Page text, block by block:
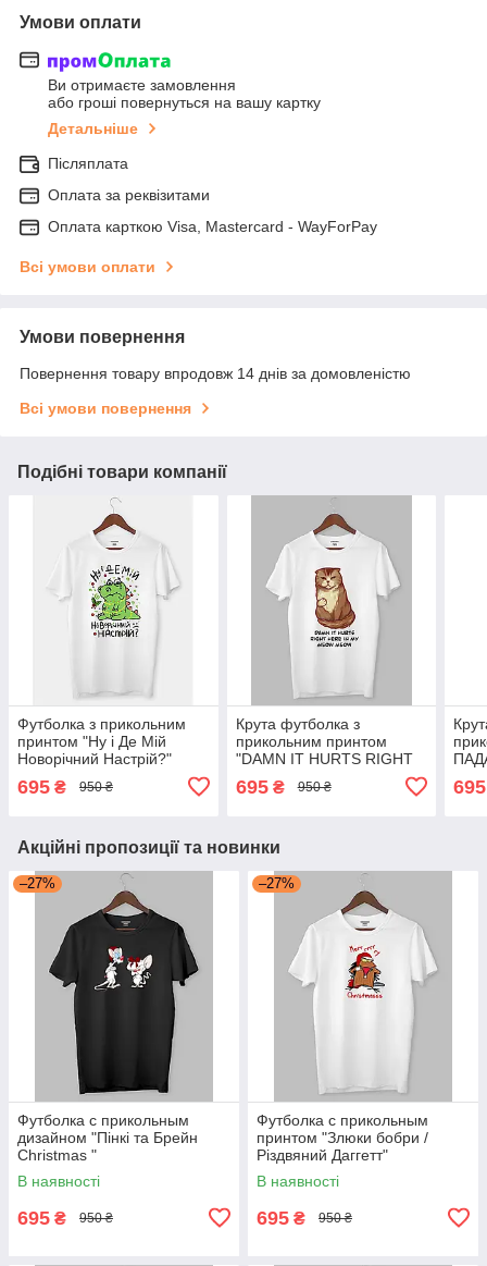
Умови оплати
Ви отримаєте замовлення
або гроші повернуться на вашу картку
Детальніше
Післяплата
Оплата за реквізитами
Оплата карткою Visa, Mastercard - WayForPay
Всі умови оплати
Умови повернення
Повернення товару впродовж 14 днів за домовленістю
Всі умови повернення
Подібні товари компанії
Футболка з прикольним
принтом "Ну і Де Мій
Новорічний Настрій?"
695 ₴ 950 ₴
Крута футболка з
прикольним принтом
"DAMN IT HURTS RIGHT
MEOW"
695₴ 950 ₴ 695
Акційні пропозиції та новинки
–27%
Футболка с прикольным
дизайном "Пінкі та Брейн
Christmas "
В наявності
695 ₴ 950 ₴
–27%
Футболка с прикольным
принтом "Злюки бобри /
Різдвяний Даггетт"
В наявності
695 ₴ 950 ₴